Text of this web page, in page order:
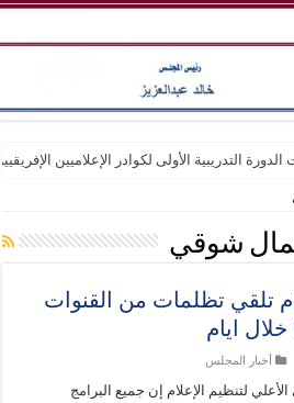
الدورة التدريبية الأولى لكوادر الإعلاميين
شوقي
تلقي تظلمات من القنوات
ايام
أخبار المجلس
لتنظيم الإعلام إن جميع البرامج